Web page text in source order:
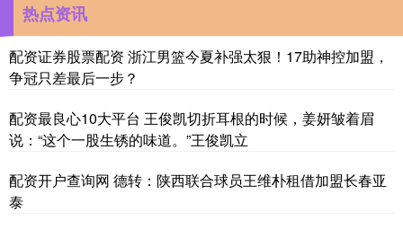
热点资讯
配资证券股票配资 浙江男篮今夏补强太狠！17助神控加盟，
争冠只差最后一步？
配资最良心10大平台 王俊凯切折耳根的时候，姜妍皱着眉
说：“这个一股生锈的味道。”王俊凯立
配资开户查询网 德转：陕西联合球员王维朴租借加盟长春亚
泰